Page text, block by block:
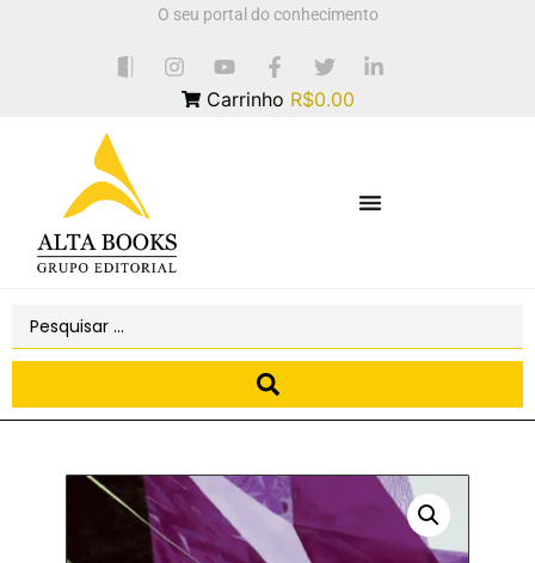
O seu portal do conhecimento
Carrinho R$0.00